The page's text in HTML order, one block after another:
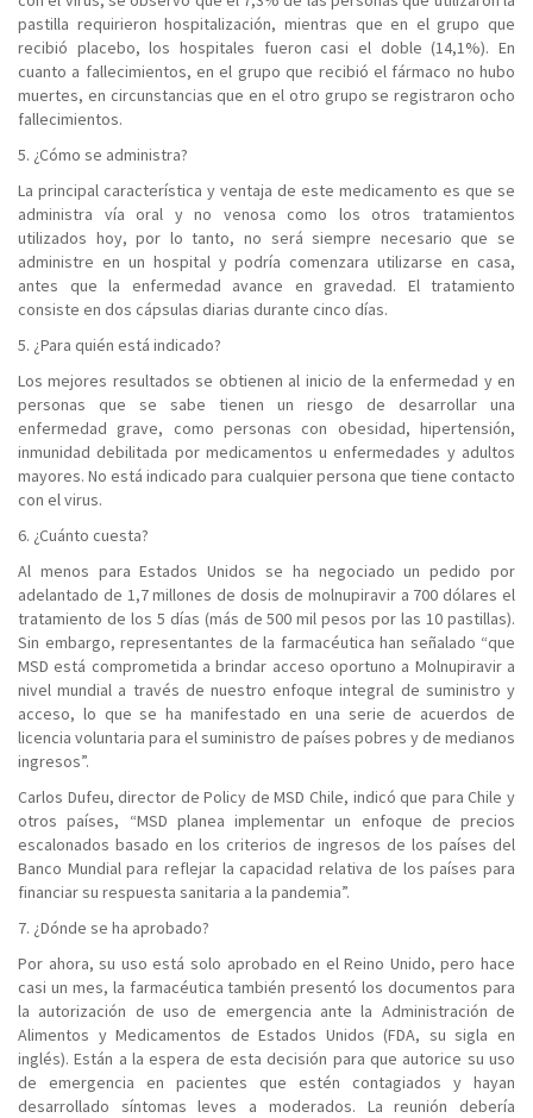
pastilla requirieron hospitalización, mientras que en el grupo que
recibió placebo, los hospitales fueron casi el doble (14,1%). En
cuanto a fallecimientos, en el grupo que recibió el fármaco no hubo
muertes, en circunstancias que en el otro grupo se registraron ocho
fallecimientos.
5. ¿Cómo se administra?
La principal característica y ventaja de este medicamento es que se
administra vía oral y no venosa como los otros tratamientos
utilizados hoy, por lo tanto, no será siempre necesario que se
administre en un hospital y podría comenzara utilizarse en casa,
antes que la enfermedad avance en gravedad. El tratamiento
consiste en dos cápsulas diarias durante cinco días.
5. ¿Para quién está indicado?
Los mejores resultados se obtienen al inicio de la enfermedad y en
personas que se sabe tienen un riesgo de desarrollar una
enfermedad grave, como personas con obesidad, hipertensión,
inmunidad debilitada por medicamentos u enfermedades y adultos
mayores. No está indicado para cualquier persona que tiene contacto
con el virus.
6. ¿Cuánto cuesta?
Al menos para Estados Unidos se ha negociado un pedido por
adelantado de 1,7 millones de dosis de molnupiravir a 700 dólares el
tratamiento de los 5 días (más de 500 mil pesos por las 10 pastillas).
Sin embargo, representantes de la farmacéutica han señalado “que
MSD está comprometida a brindar acceso oportuno a Molnupiravir a
nivel mundial a través de nuestro enfoque integral de suministro y
acceso, lo que se ha manifestado en una serie de acuerdos de
licencia voluntaria para el suministro de países pobres y de medianos
ingresos”.
Carlos Dufeu, director de Policy de MSD Chile, indicó que para Chile y
otros países, “MSD planea implementar un enfoque de precios
escalonados basado en los criterios de ingresos de los países del
Banco Mundial para reflejar la capacidad relativa de los países para
financiar su respuesta sanitaria a la pandemia”.
7. ¿Dónde se ha aprobado?
Por ahora, su uso está solo aprobado en el Reino Unido, pero hace
casi un mes, la farmacéutica también presentó los documentos para
la autorización de uso de emergencia ante la Administración de
Alimentos y Medicamentos de Estados Unidos (FDA, su sigla en
inglés). Están a la espera de esta decisión para que autorice su uso
de emergencia en pacientes que estén contagiados y hayan
desarrollado síntomas leves a moderados. La reunión debería